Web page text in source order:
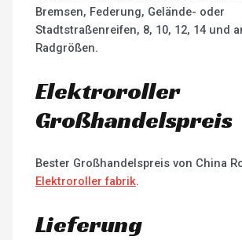
Bremsen, Federung, Gelände- oder
Stadtstraßenreifen, 8, 10, 12, 14 und
Radgrößen.
Elektroroller
Großhandelspreis
Bester Großhandelspreis von China
Elektroroller fabrik.
Lieferung